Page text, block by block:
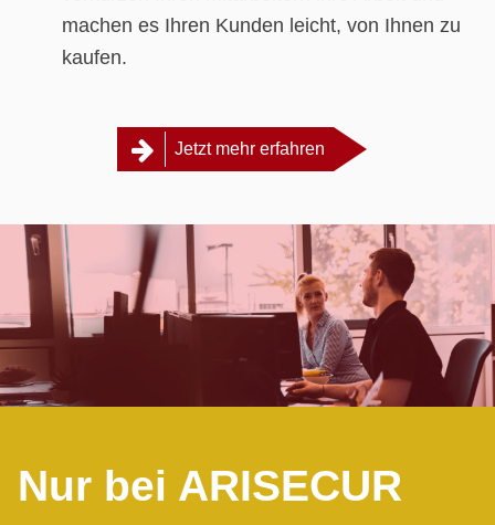
machen es Ihren Kunden leicht, von Ihnen zu
kaufen.
Jetzt mehr erfahren
Nur bei ARISECUR